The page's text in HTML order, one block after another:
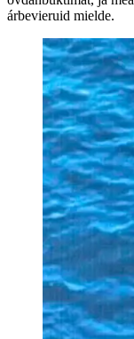
árbevieruid mielde.